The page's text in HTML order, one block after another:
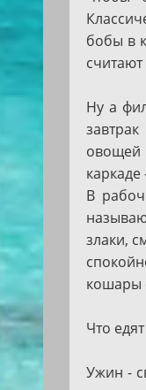
бобы в
Ну а
овощей
В
злаки,
кошары
Что
Ужин -